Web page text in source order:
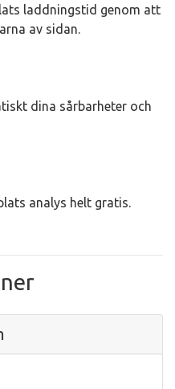
laddningstid genom att
av sidan.
dina sårbarheter och
analys helt gratis.